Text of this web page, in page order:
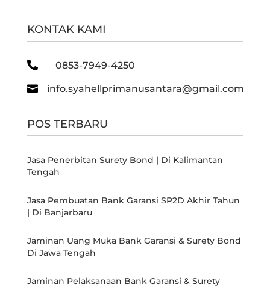
KONTAK KAMI
 0853-7949-4250
 info.syahellprimanusantara@gmail.com
POS TERBARU
Jasa Penerbitan Surety Bond | Di Kalimantan
Tengah
Jasa Pembuatan Bank Garansi SP2D Akhir Tahun
| Di Banjarbaru
Jaminan Uang Muka Bank Garansi & Surety Bond
Di Jawa Tengah
Jaminan Pelaksanaan Bank Garansi & Surety